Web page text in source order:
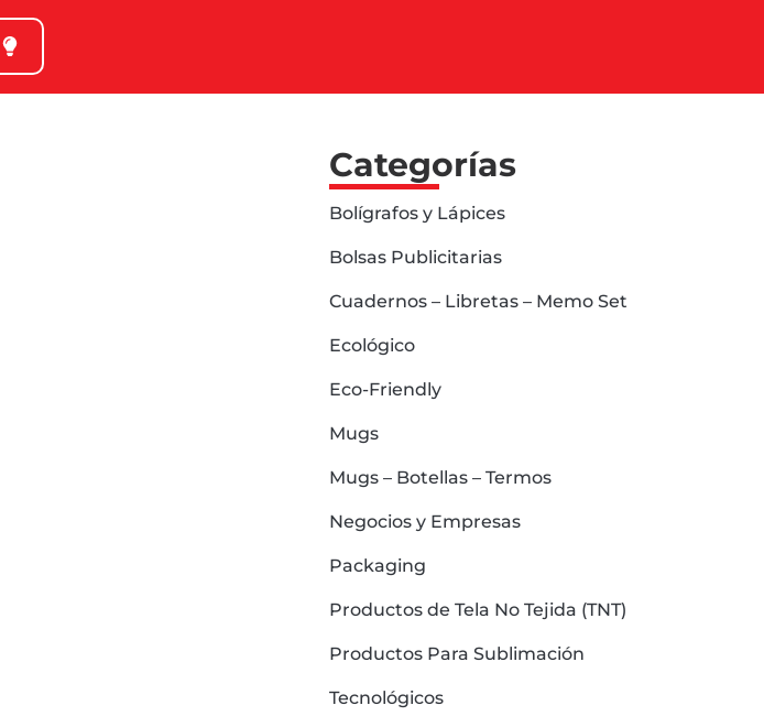
Categorías
Bolígrafos y Lápices
Bolsas Publicitarias
Cuadernos – Libretas – Memo Set
Ecológico
Eco-Friendly
Mugs
Mugs – Botellas – Termos
Negocios y Empresas
Packaging
Productos de Tela No Tejida (TNT)
Productos Para Sublimación
Tecnológicos